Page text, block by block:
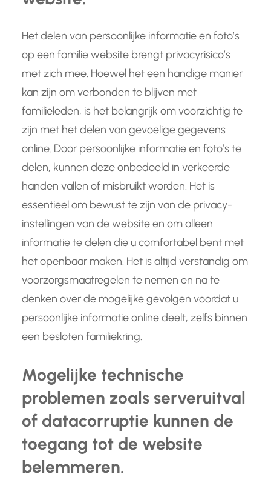
Het delen van persoonlijke informatie en foto’s
op een familie website brengt privacyrisico’s
met zich mee. Hoewel het een handige manier
kan zijn om verbonden te blijven met
familieleden, is het belangrijk om voorzichtig te
zijn met het delen van gevoelige gegevens
online. Door persoonlijke informatie en foto’s te
delen, kunnen deze onbedoeld in verkeerde
handen vallen of misbruikt worden. Het is
essentieel om bewust te zijn van de privacy-
instellingen van de website en om alleen
informatie te delen die u comfortabel bent met
het openbaar maken. Het is altijd verstandig om
voorzorgsmaatregelen te nemen en na te
denken over de mogelijke gevolgen voordat u
persoonlijke informatie online deelt, zelfs binnen
een besloten familiekring.
Mogelijke technische
problemen zoals serveruitval
of datacorruptie kunnen de
toegang tot de website
belemmeren.